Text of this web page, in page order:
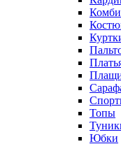
Топы
Юбки